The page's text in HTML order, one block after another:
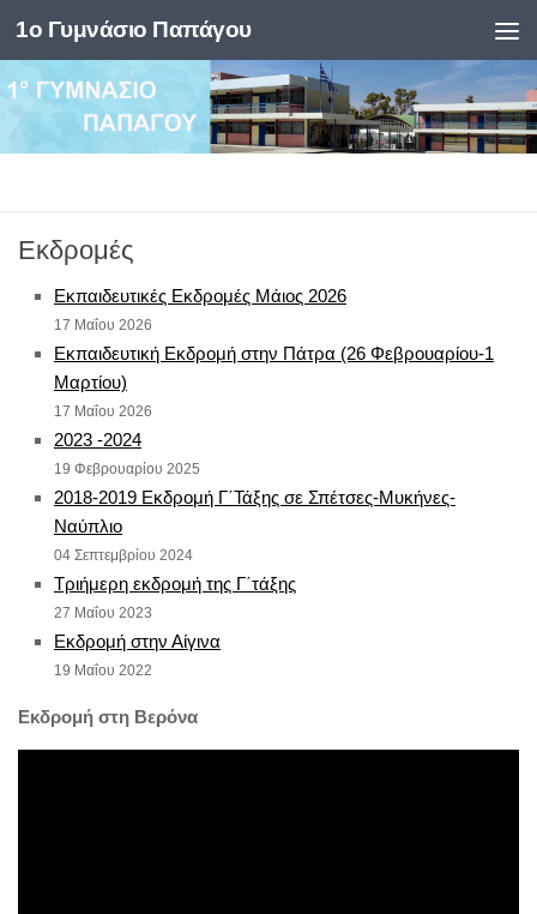
Skip to content
1ο Γυμνάσιο Παπάγου
Εκδρομές
Εκπαιδευτικές Εκδρομές Μάιος 2026
17 Μαΐου 2026
Εκπαιδευτική Εκδρομή στην Πάτρα (26 Φεβρουαρίου-1
Μαρτίου)
17 Μαΐου 2026
2023 -2024
19 Φεβρουαρίου 2025
2018-2019 Εκδρομή Γ΄Τάξης σε Σπέτσες-Μυκήνες-
Ναύπλιο
04 Σεπτεμβρίου 2024
Τριήμερη εκδρομή της Γ΄τάξης
27 Μαΐου 2023
Εκδρομή στην Αίγινα
19 Μαΐου 2022
Εκδρομή στη Βερόνα